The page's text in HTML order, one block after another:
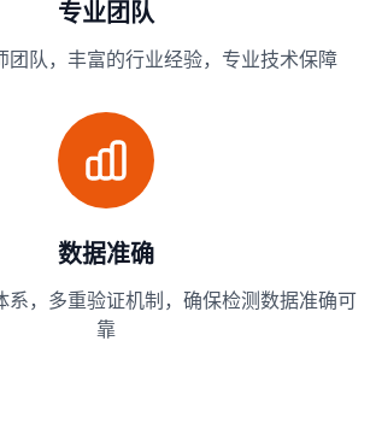
专业团队
团队，丰富的行业经验，专业技术保障
数据准确
系，多重验证机制，确保检测数据准确可
靠